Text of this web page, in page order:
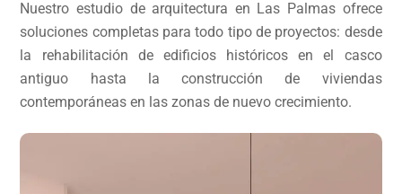
Nuestro estudio de arquitectura en Las Palmas ofrece
soluciones completas para todo tipo de proyectos: desde
la rehabilitación de edificios históricos en el casco
antiguo hasta la construcción de viviendas
contemporáneas en las zonas de nuevo crecimiento.